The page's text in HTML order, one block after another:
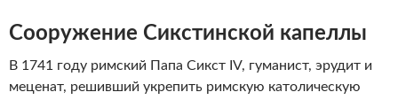
Сооружение Сикстинской капеллы
В 1741 году римский Папа Сикст IV, гуманист, эрудит и
меценат, решивший укрепить римскую католическую